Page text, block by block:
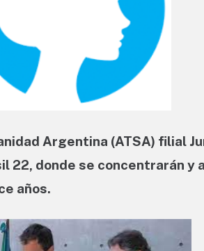
Argentina (ATSA) filial
22, donde se concentrarán y
años.